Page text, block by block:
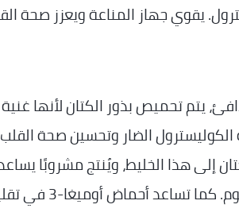
يقوي جهاز المناعة ويعزز صحة
الضار وتحسين صحة
إلى هذا الخليط، ويُنتج مشروبًا
أوميغا-3 في تقليل التوتر والالتهابات.